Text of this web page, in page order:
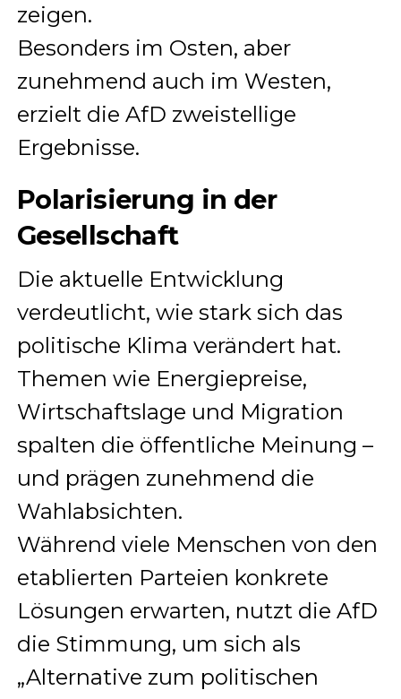
zeigen.
Besonders im Osten, aber
zunehmend auch im Westen,
erzielt die AfD zweistellige
Ergebnisse.
Polarisierung in der
Gesellschaft
Die aktuelle Entwicklung
verdeutlicht, wie stark sich das
politische Klima verändert hat.
Themen wie Energiepreise,
Wirtschaftslage und Migration
spalten die öffentliche Meinung –
und prägen zunehmend die
Wahlabsichten.
Während viele Menschen von den
etablierten Parteien konkrete
Lösungen erwarten, nutzt die AfD
die Stimmung, um sich als
„Alternative zum politischen